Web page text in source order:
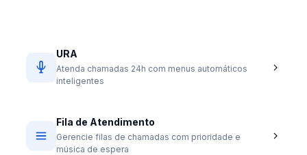
URA
Atenda chamadas 24h com menus automáticos
inteligentes
Fila de Atendimento
Gerencie filas de chamadas com prioridade e
música de espera